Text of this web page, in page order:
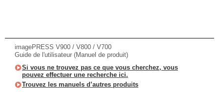
imagePRESS V900 / V800 / V700
Guide de l'utilisateur (Manuel de produit)
Si vous ne trouvez pas ce que vous cherchez, vous
pouvez effectuer une recherche ici.
Trouvez les manuels d’autres produits